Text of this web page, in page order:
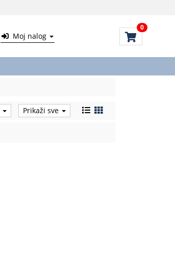
Moj nalog
0
Prikaži sve